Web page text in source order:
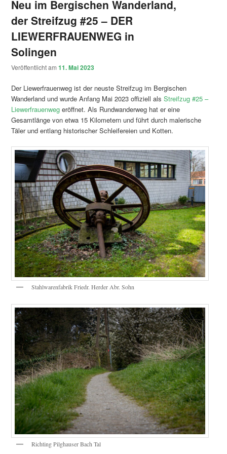
Neu im Bergischen Wanderland,
der Streifzug #25 – DER
LIEWERFRAUENWEG in
Solingen
Veröffentlicht am11. Mai 2023
Der Liewerfrauenweg ist der neuste Streifzug im Bergischen
Wanderland und wurde Anfang Mai 2023 offiziell alsStreifzug #25 –
Liewerfrauenweg eröffnet. Als Rundwanderweg hat er eine
Gesamtlänge von etwa 15 Kilometern und führt durch malerische
Täler und entlang historischer Schleifereien und Kotten.
Stahlwarenfabrik Friedr. Herder Abr. Sohn
Richting Pilghauser Bach Tal